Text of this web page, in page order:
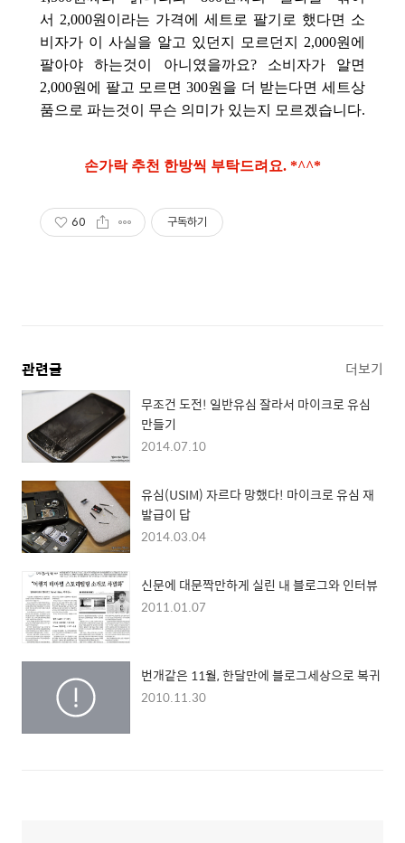
서 2,000원이라는 가격에 세트로 팔기로 했다면 소
비자가 이 사실을 알고 있던지 모르던지 2,000원에
팔아야 하는것이 아니였을까요? 소비자가 알면
2,000원에 팔고 모르면 300원을 더 받는다면 세트상
품으로 파는것이 무슨 의미가 있는지 모르겠습니다.
손가락 추천 한방씩 부탁드려요. *^^*
60 구독하기
관련글 더보기
무조건 도전! 일반유심 잘라서 마이크로 유심
만들기
2014.07.10
유심(USIM) 자르다 망했다! 마이크로 유심 재
발급이 답
2014.03.04
신문에 대문짝만하게 실린 내 블로그와 인터뷰
2011.01.07
번개같은 11월, 한달만에 블로그세상으로 복귀
2010.11.30